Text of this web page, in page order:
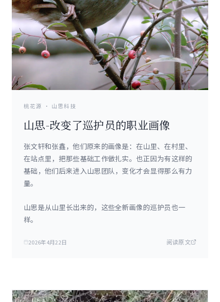
桃花源 · 山思科技
山思-改变了巡护员的职业画像
张文轩和张鑫，他们原来的画像是：在山里、在村里、
在站点里，把那些基础工作做扎实。也正因为有这样的
基础，他们后来进入山思团队，变化才会显得那么有力
量。
山思是从山里长出来的，这些全新画像的巡护员也一
样。
2026年4月22日 阅读原文